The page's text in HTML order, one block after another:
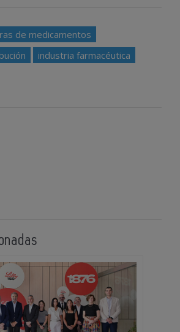
de medicamentos
industria farmacéutica